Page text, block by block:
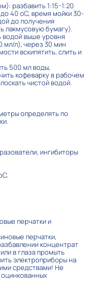
разбавить 1:15-1:20
40 оС, время мойки 30-
до получения
лакмусовую бумагу).
водой выше уровня
мл/л), через 30 мин
вскипятить, слить и
500 мл воды,
кофеварку в рабочем
чистой водой.
определять по
ингибиторы
перчатки и
перчатки,
концентрат
в глаза промыть
электроприборы на
средствами! Не